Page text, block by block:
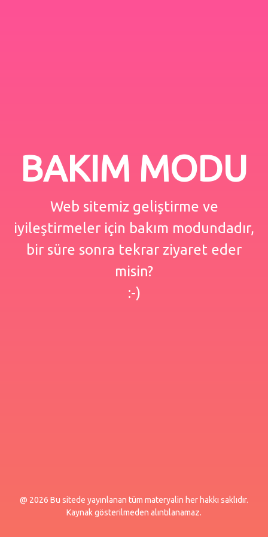
BAKIM MODU
Web sitemiz geliştirme ve
iyileştirmeler için bakım modundadır,
bir süre sonra tekrar ziyaret eder
misin?
:-)
@ 2026 Bu sitede yayınlanan tüm materyalin her hakkı saklıdır.
Kaynak gösterilmeden alıntılanamaz.